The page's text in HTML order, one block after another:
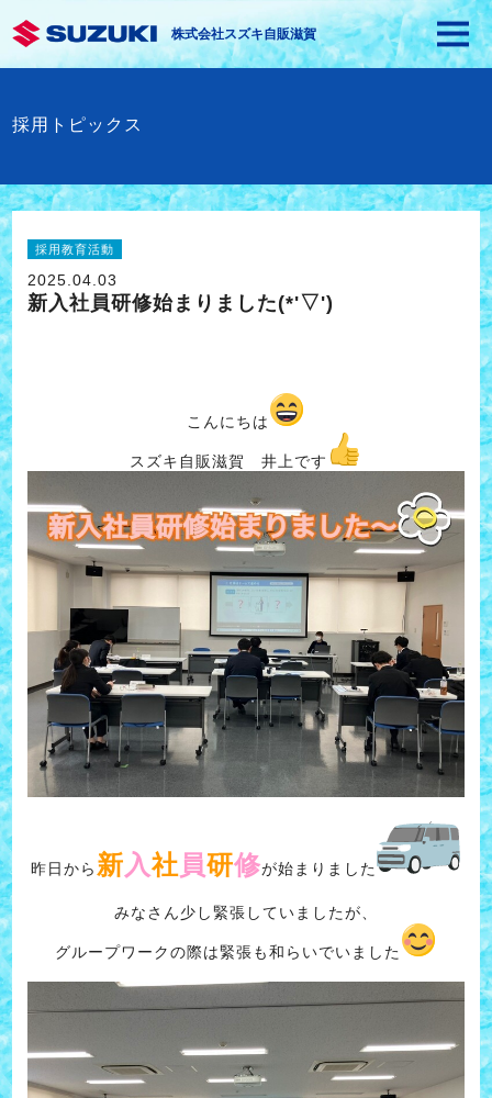
株式会社スズキ自販滋賀
採用トピックス
採用教育活動
2025.04.03
新入社員研修始まりました(*'▽')
こんにちは
スズキ自販滋賀 井上です
昨日から 新入社 員研修が始まりました
みなさん少し緊張していましたが、
グループワークの際は緊張も和らいでいました